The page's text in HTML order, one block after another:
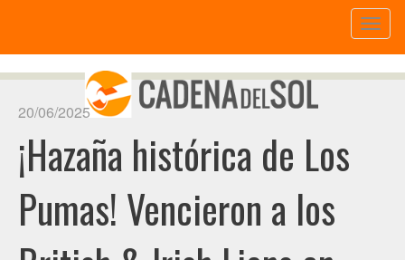
20/06/2025
¡Hazaña histórica de Los
Pumas! Vencieron a los